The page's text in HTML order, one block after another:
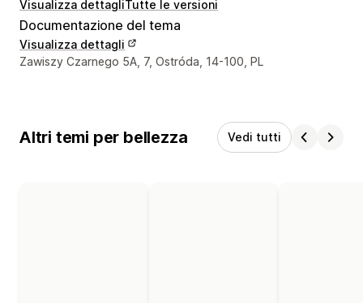
Visualizza dettagliTutte le versioni
Documentazione del tema
Visualizza dettagli
Recapiti del designer
Zawiszy Czarnego 5A, 7, Ostróda, 14-100, PL
Altri temi per bellezza Vedi tutti